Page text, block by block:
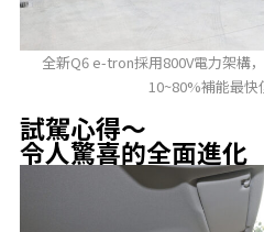
全新Q6 e-tron採用800V電力架構
10~80%補能最快
試駕心得～
令人驚喜的全面進化